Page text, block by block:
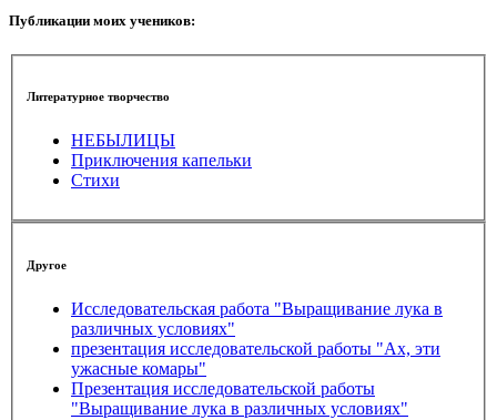
Публикации моих учеников:
Литературное творчество
НЕБЫЛИЦЫ
Приключения капельки
Стихи
Другое
Исследовательская работа "Выращивание лука в
различных условиях"
презентация исследовательской работы "Ах, эти
ужасные комары"
Презентация исследовательской работы
"Выращивание лука в различных условиях"